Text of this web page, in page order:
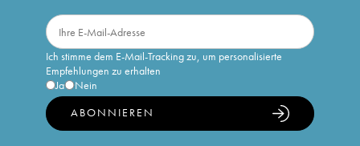
Ich stimme dem E-Mail-Tracking zu, um personalisierte
Empfehlungen zu erhalten
Ja
Nein
ABONNIEREN